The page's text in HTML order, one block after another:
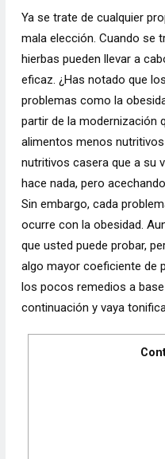
Ya se trate de cualquier
mala elección. Cuando se
hierbas pueden llevar a
eficaz. ¿Has notado que
problemas como la
partir de la modernización
alimentos menos
nutritivos casera que a su
hace nada, pero
Sin embargo, cada
ocurre con la obesidad.
que usted puede probar,
algo mayor coeficiente de
los pocos remedios a
continuación y vaya